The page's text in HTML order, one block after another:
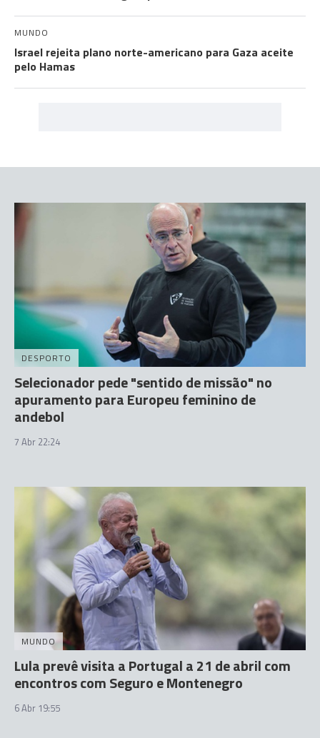
MUNDO
Israel rejeita plano norte-americano para Gaza aceite
pelo Hamas
DESPORTO
Selecionador pede "sentido de missão" no
apuramento para Europeu feminino de
andebol
7 Abr 22:24
MUNDO
Lula prevê visita a Portugal a 21 de abril com
encontros com Seguro e Montenegro
6 Abr 19:55